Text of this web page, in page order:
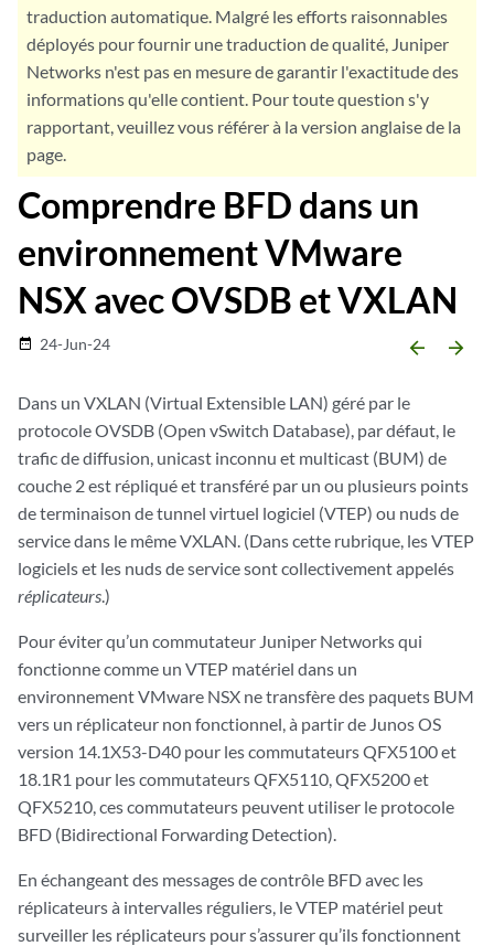
traduction automatique. Malgré les efforts raisonnables
déployés pour fournir une traduction de qualité, Juniper
Networks n'est pas en mesure de garantir l'exactitude des
informations qu'elle contient. Pour toute question s'y
rapportant, veuillez vous référer à la version anglaise de la
page.
Comprendre BFD dans un
environnement VMware
NSX avec OVSDB et VXLAN
date_range 24-Jun-24 arrow_backward arrow_forward
Dans un VXLAN (Virtual Extensible LAN) géré par le
protocole OVSDB (Open vSwitch Database), par défaut, le
trafic de diffusion, unicast inconnu et multicast (BUM) de
couche 2 est répliqué et transféré par un ou plusieurs points
de terminaison de tunnel virtuel logiciel (VTEP) ou nuds de
service dans le même VXLAN. (Dans cette rubrique, les VTEP
logiciels et les nuds de service sont collectivement appelés
réplicateurs.)
Pour éviter qu’un commutateur Juniper Networks qui
fonctionne comme un VTEP matériel dans un
environnement VMware NSX ne transfère des paquets BUM
vers un réplicateur non fonctionnel, à partir de Junos OS
version 14.1X53-D40 pour les commutateurs QFX5100 et
18.1R1 pour les commutateurs QFX5110, QFX5200 et
QFX5210, ces commutateurs peuvent utiliser le protocole
BFD (Bidirectional Forwarding Detection).
En échangeant des messages de contrôle BFD avec les
réplicateurs à intervalles réguliers, le VTEP matériel peut
surveiller les réplicateurs pour s’assurer qu’ils fonctionnent